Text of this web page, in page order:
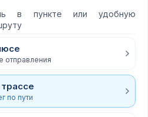
в пункте или удобную
отправления
по пути